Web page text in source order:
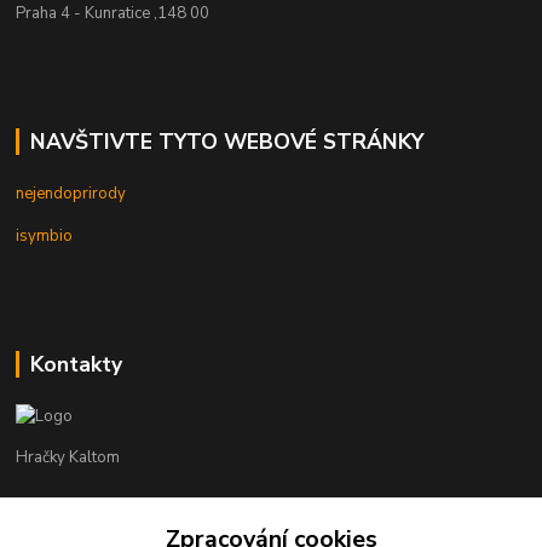
Praha 4 - Kunratice ,148 00
NAVŠTIVTE TYTO WEBOVÉ STRÁNKY
nejendoprirody
isymbio
Kontakty
Hračky Kaltom
+420 777 538 008
Zpracování cookies